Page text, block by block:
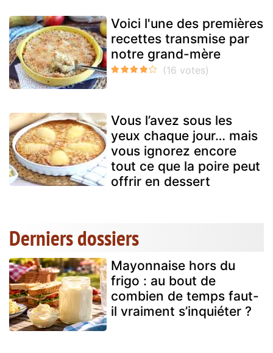
Voici l'une des premières
recettes transmise par
notre grand-mère
Vous l’avez sous les
yeux chaque jour… mais
vous ignorez encore
tout ce que la poire peut
offrir en dessert
Derniers dossiers
Mayonnaise hors du
frigo : au bout de
combien de temps faut-
il vraiment s’inquiéter ?